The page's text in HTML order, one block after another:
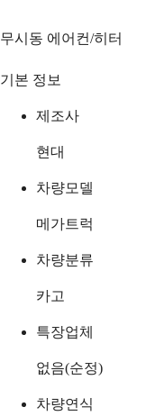
무시동 에어컨/히터
기본 정보
제조사
현대
차량모델
메가트럭
차량분류
카고
특장업체
없음(순정)
차량연식